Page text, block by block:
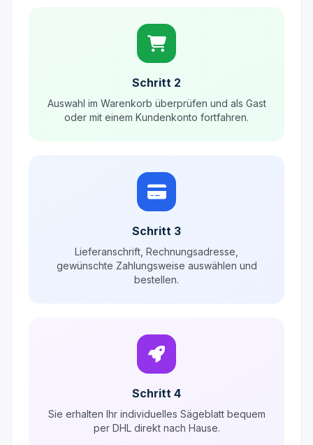
Schritt 2
Auswahl im Warenkorb überprüfen und als Gast
oder mit einem Kundenkonto fortfahren.
Schritt 3
Lieferanschrift, Rechnungsadresse,
gewünschte Zahlungsweise auswählen und
bestellen.
Schritt 4
Sie erhalten Ihr individuelles Sägeblatt bequem
per DHL direkt nach Hause.